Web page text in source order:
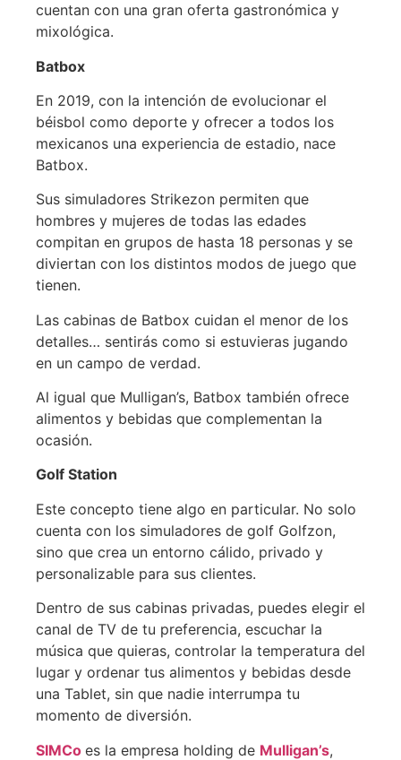
cuentan con una gran oferta gastronómica y
mixológica.
Batbox
En 2019, con la intención de evolucionar el
béisbol como deporte y ofrecer a todos los
mexicanos una experiencia de estadio, nace
Batbox.
Sus simuladores Strikezon permiten que
hombres y mujeres de todas las edades
compitan en grupos de hasta 18 personas y se
diviertan con los distintos modos de juego que
tienen.
Las cabinas de Batbox cuidan el menor de los
detalles… sentirás como si estuvieras jugando
en un campo de verdad.
Al igual que Mulligan’s, Batbox también ofrece
alimentos y bebidas que complementan la
ocasión.
Golf Station
Este concepto tiene algo en particular. No solo
cuenta con los simuladores de golf Golfzon,
sino que crea un entorno cálido, privado y
personalizable para sus clientes.
Dentro de sus cabinas privadas, puedes elegir el
canal de TV de tu preferencia, escuchar la
música que quieras, controlar la temperatura del
lugar y ordenar tus alimentos y bebidas desde
una Tablet, sin que nadie interrumpa tu
momento de diversión.
SIMCo es la empresa holding de Mulligan’s,